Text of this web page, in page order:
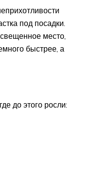
под посадки.
место,
быстрее, а
до этого росли: